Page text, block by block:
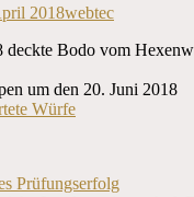
2018Autor
webtec
Bodo vom
um den 20. Juni 2018
Würfe
Prüfungserfolg